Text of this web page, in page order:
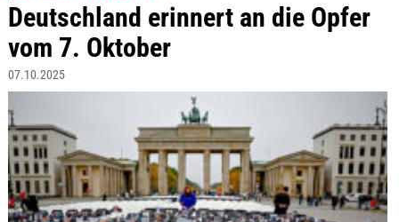
Deutschland erinnert an die Opfer
vom 7. Oktober
07.10.2025